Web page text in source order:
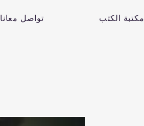
تواصل معانا مكتبة الكتب